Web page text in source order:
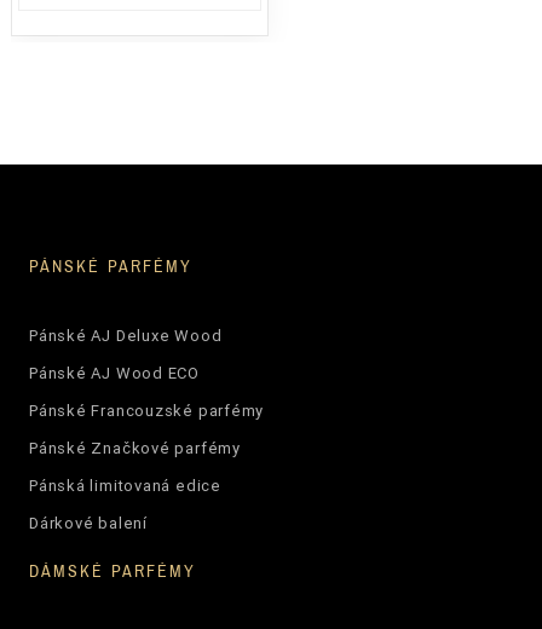
PÁNSKÉ PARFÉMY
Pánské AJ Deluxe Wood
Pánské AJ Wood ECO
Pánské Francouzské parfémy
Pánské Značkové parfémy
Pánská limitovaná edice
Dárkové balení
DÁMSKÉ PARFÉMY